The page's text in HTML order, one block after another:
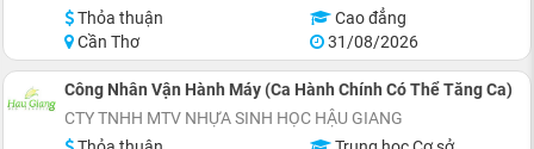
Thỏa thuận
Cao đẳng
Cần Thơ
31/08/2026
Công Nhân Vận Hành Máy (Ca Hành Chính Có Thể Tăng Ca)
CTY TNHH MTV NHỰA SINH HỌC HẬU GIANG